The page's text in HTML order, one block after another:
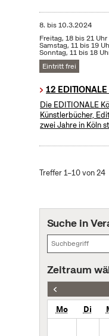
8. bis10.3.2024
Freitag, 18 bis 21 Uhr
Samstag, 11 bis 19
Sonntag, 11 bis 18
Eintritt frei
12 EDITIONALE
Die EDITIONALE
Künstlerbücher,
zwei Jahre in Köln
Treffer 1–10 von 24
Suche in
Zeitraum
Mo Di